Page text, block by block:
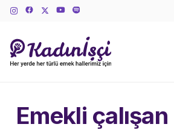
Emekli çalışan